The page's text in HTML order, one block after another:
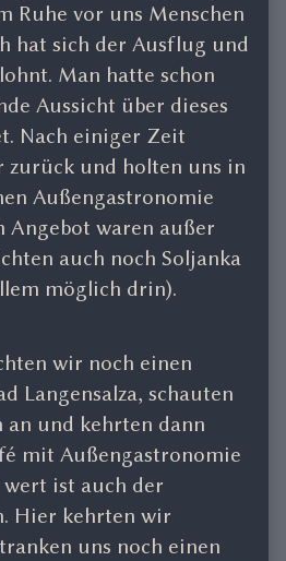
Ruhe vor uns Menschen
hat sich der Ausflug und
Man hatte schon
Aussicht über dieses
Nach einiger Zeit
zurück und holten uns in
Außengastronomie
Angebot waren außer
auch noch Soljanka
möglich drin).
wir noch einen
Langensalza, schauten
an und kehrten dann
mit Außengastronomie
wert ist auch der
Hier kehrten wir
uns noch einen